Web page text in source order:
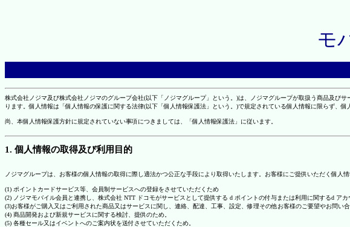
モ
株式会社ノジマ及び株式会社ノジマのグループ会社(以下「ノジマグループ」という。)は、ノジマグループが取扱う商品及
ります。個人情報は「個人情報の保護に関する法律(以下「個人情報保護法」という。)で規定されている個人情報に限らず、
尚、本個人情報保護方針に規定されていない事項につきましては、「個人情報保護法」に従います。
1. 個人情報の取得及び利用目的
ノジマグループは、お客様の個人情報の取得に際し適法かつ公正な手段により取得いたします。お客様にご提供いただく個
(1) ポイントカードサービス等、会員制サービスへの登録をさせていただくため
(2) ノジマモバイル会員と連携し、株式会社 NTT ドコモがサービスとして提供する d ポイントの付与または利用に関するd ア
(3)お客様がご購入又はご利用された商品又はサービスに関し、連絡、配達、工事、設定、修理その他お客様のご要望やお問い
(4) 商品開発および新規サービスに関する検討、提供のため。
(5) 各種セール又はイベントへのご案内状を送付させていただくため。